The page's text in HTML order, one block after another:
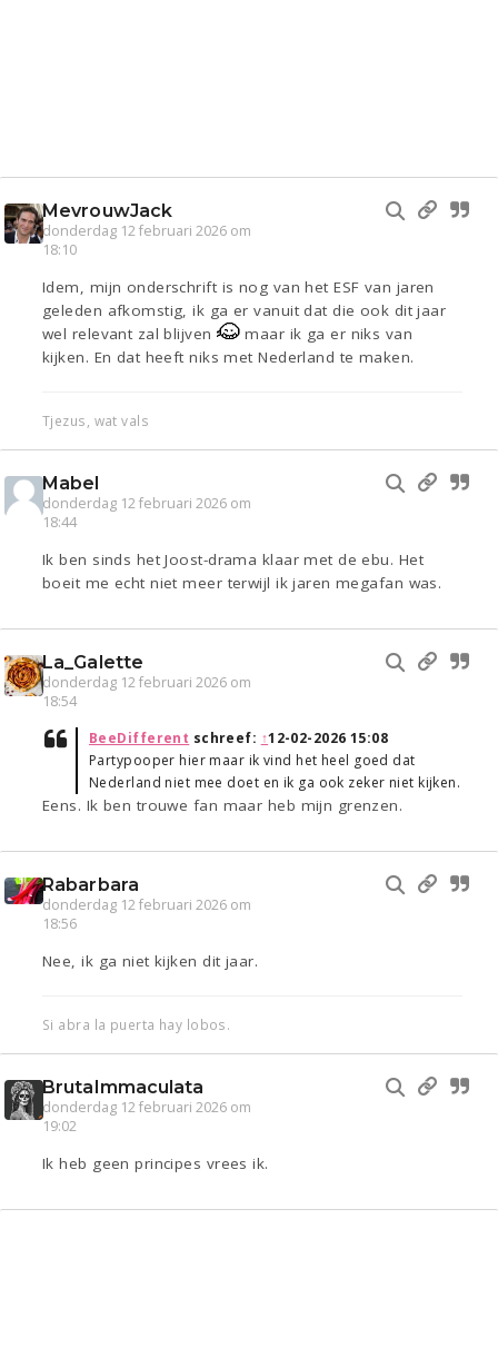
MevrouwJack
donderdag 12 februari 2026 om
18:10
Idem, mijn onderschrift is nog van het ESF van jaren
geleden afkomstig, ik ga er vanuit dat die ook dit jaar
wel relevant zal blijven
maar ik ga er niks van
kijken. En dat heeft niks met Nederland te maken.
Tjezus, wat vals
Mabel
donderdag 12 februari 2026 om
18:44
Ik ben sinds het Joost-drama klaar met de ebu. Het
boeit me echt niet meer terwijl ik jaren megafan was.
La_Galette
donderdag 12 februari 2026 om
18:54
BeeDifferent schreef: ↑12-02-2026 15:08
Partypooper hier maar ik vind het heel goed dat
Nederland niet mee doet en ik ga ook zeker niet kijken.
Eens. Ik ben trouwe fan maar heb mijn grenzen.
Rabarbara
donderdag 12 februari 2026 om
18:56
Nee, ik ga niet kijken dit jaar.
Si abra la puerta hay lobos.
BrutaImmaculata
donderdag 12 februari 2026 om
19:02
Ik heb geen principes vrees ik.